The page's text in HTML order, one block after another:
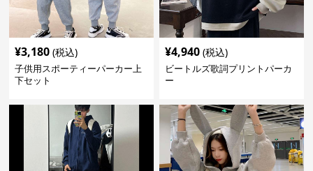
¥3,180 (税込)
子供用スポーティーパーカー上
下セット
¥4,940 (税込)
ビートルズ歌詞プリントパーカ
ー